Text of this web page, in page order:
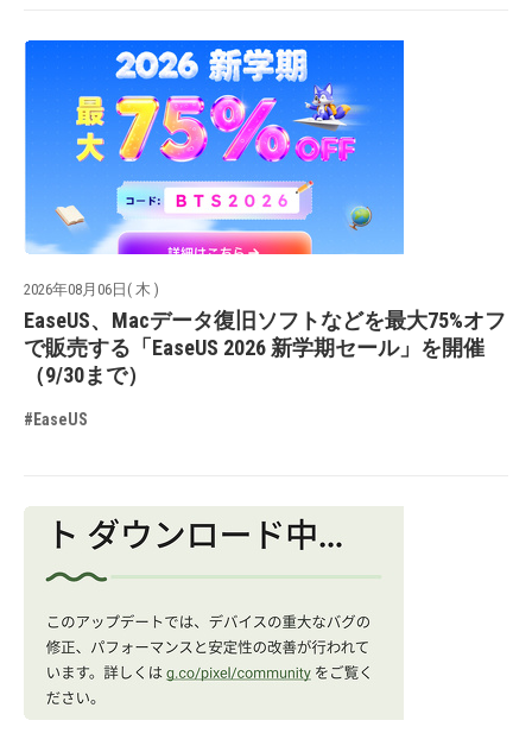
2026年08月06日( 木 )
EaseUS、Macデータ復旧ソフトなどを最大75%オフ
で販売する「EaseUS 2026 新学期セール」を開催
（9/30まで）
#EaseUS